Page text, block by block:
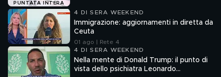
PUNTATA INTERA
4 DI SERA WEEKEND
Immigrazione: aggiornamenti in diretta da
Ceuta
01 ago | Rete 4
4 DI SERA WEEKEND
Nella mente di Donald Trump: il punto di
vista dello psichiatra Leonardo